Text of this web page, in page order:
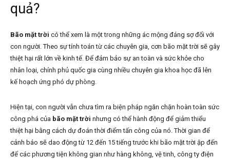
quả?
Bão mặt trời có thể xem là một trong những ác mộng đáng sợ đối với
con người. Theo sự tính toán từ các chuyên gia, cơn bão mặt trời sẽ gây
thiệt hại rất lớn về kinh tế. Để đảm bảo sự an toàn và sức khỏe cho
nhân loại, chính phủ quốc gia cùng nhiều chuyên gia khoa học đã lên
kế hoạch ứng phó dự phòng.
Hiện tại, con người vẫn chưa tìm ra biện pháp ngăn chặn hoàn toàn sức
công phá của bão mặt trời nhưng có thể hành động để giảm thiểu
thiệt hại bằng cách dự đoán thời điểm tấn công của nó. Thời gian để
cảnh báo sẽ dao động từ 12 đến 15 tiếng trước khi bão mặt trời ập đến
để các phương tiện không gian như hàng không, vệ tinh, công ty điện